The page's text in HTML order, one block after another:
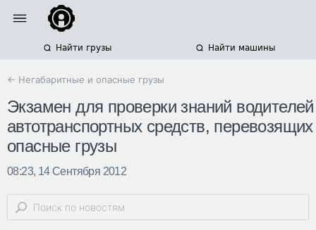
Найти грузы Найти машины
← Негабаритные и опасные грузы
Экзамен для проверки знаний водителей
автотранспортных средств, перевозящих
опасные грузы
08:23, 14 Сентября 2012